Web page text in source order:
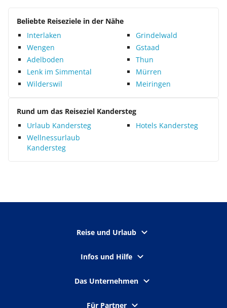
Beliebte Reiseziele in der Nähe
Interlaken
Grindelwald
Wengen
Gstaad
Adelboden
Thun
Lenk im Simmental
Mürren
Wilderswil
Meiringen
Rund um das Reiseziel Kandersteg
Urlaub Kandersteg
Hotels Kandersteg
Wellnessurlaub
Kandersteg
Reise und Urlaub
Infos und Hilfe
Das Unternehmen
Für Partner